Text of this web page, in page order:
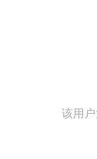
该用